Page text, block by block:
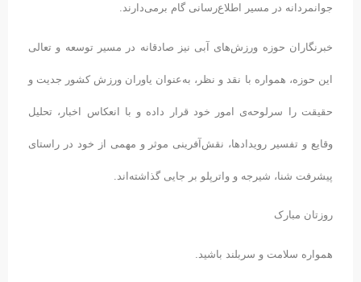
جوانمردانه در مسیر اطلاع‌رسانی گام برمی‌دارند.
خبرنگاران حوزه‌ ورزش‌های آبی نیز صادقانه در مسیر توسعه ‌و تعالی
این حوزه، همواره با نقد و نظر، به‌عنوان یاوران ورزش کشور جدیت و
حقیقت را سرلوحه‌ی امور خود قرار داده و با انعکاس اخبار، تحلیل
وقایع و تفسیر رویدادها، نقش‌آفرینی موثر ‌‌و مهمی از خود در راستای
پیشرفت شنا، شیرجه و واترپلو بر جایی گذاشته‌اند.
روزتان مبارک
همواره سلامت و سربلند باشید.